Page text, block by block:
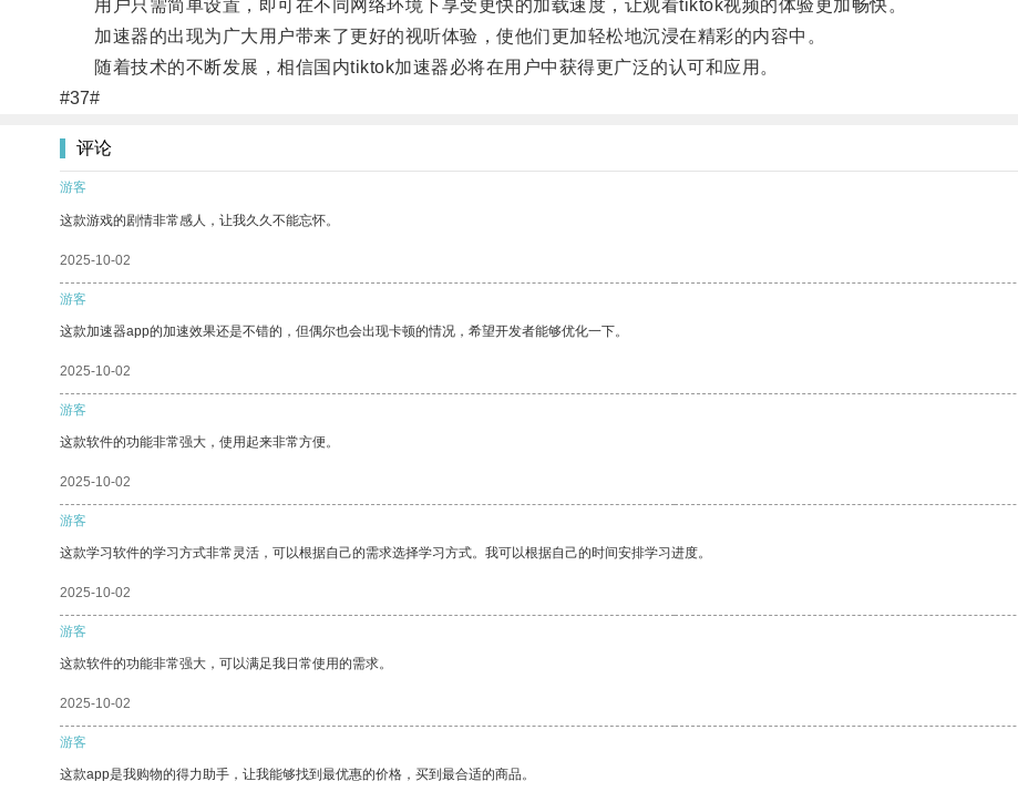
用户只需简单设置，即可在不同网络环境下享受更快的加载速度，让观看tiktok视频的体验更加畅快。
加速器的出现为广大用户带来了更好的视听体验，使他们更加轻松地沉浸在精彩的内容中。
随着技术的不断发展，相信国内tiktok加速器必将在用户中获得更广泛的认可和应用。
#37#
评论
游客
这款游戏的剧情非常感人，让我久久不能忘怀。
2025-10-02
游客
这款加速器app的加速效果还是不错的，但偶尔也会出现卡顿的情况，希望开发者能够优化一下。
2025-10-02
游客
这款软件的功能非常强大，使用起来非常方便。
2025-10-02
游客
这款学习软件的学习方式非常灵活，可以根据自己的需求选择学习方式。我可以根据自己的时间安排学习进度。
2025-10-02
游客
这款软件的功能非常强大，可以满足我日常使用的需求。
2025-10-02
游客
这款app是我购物的得力助手，让我能够找到最优惠的价格，买到最合适的商品。